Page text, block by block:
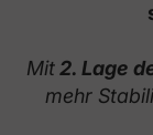
Mit2. Lage
mehr